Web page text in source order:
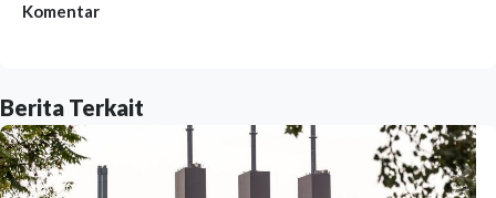
Komentar
Berita Terkait